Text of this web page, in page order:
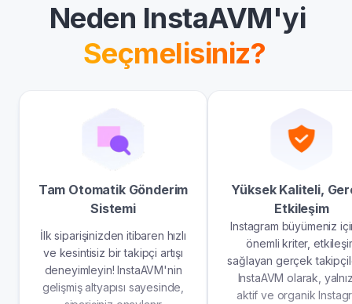
Neden InstaAVM'yi
Seçmelisiniz?
Tam Otomatik Gönderim
Sistemi
İlk siparişinizden itibaren hızlı
ve kesintisiz bir takipçi artışı
deneyimleyin! InstaAVM'nin
gelişmiş altyapısı sayesinde,
Yüksek Kaliteli,
Etkileşim
Instagram büyümeniz
önemli kriter,
sağlayan gerçek
InstaAVM olarak,
aktif ve organik